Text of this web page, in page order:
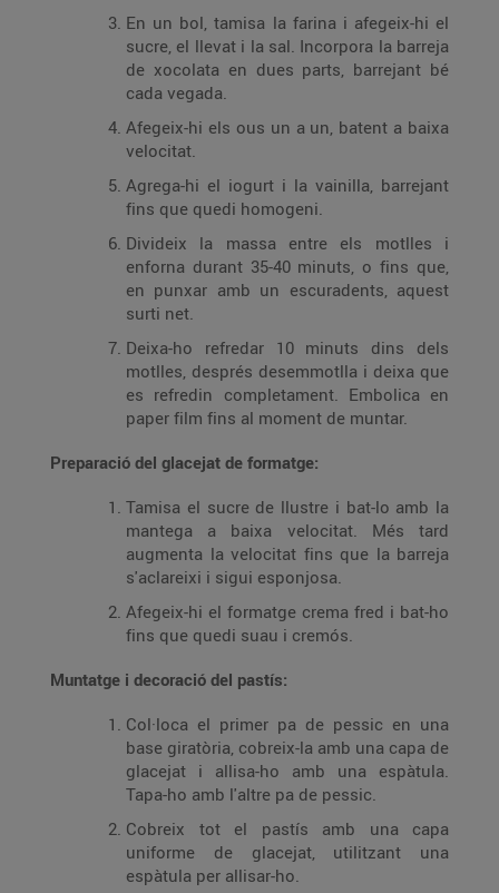
En un bol, tamisa la farina i afegeix-hi el
sucre, el llevat i la sal. Incorpora la barreja
de xocolata en dues parts, barrejant bé
cada vegada.
Afegeix-hi els ous un a un, batent a baixa
velocitat.
Agrega-hi el iogurt i la vainilla, barrejant
fins que quedi homogeni.
Divideix la massa entre els motlles i
enforna durant 35-40 minuts, o fins que,
en punxar amb un escuradents, aquest
surti net.
Deixa-ho refredar 10 minuts dins dels
motlles, després desemmotlla i deixa que
es refredin completament. Embolica en
paper film fins al moment de muntar.
Preparació del glacejat de formatge:
Tamisa el sucre de llustre i bat-lo amb la
mantega a baixa velocitat. Més tard
augmenta la velocitat fins que la barreja
s'aclareixi i sigui esponjosa.
Afegeix-hi el formatge crema fred i bat-ho
fins que quedi suau i cremós.
Muntatge i decoració del pastís:
Col·loca el primer pa de pessic en una
base giratòria, cobreix-la amb una capa de
glacejat i allisa-ho amb una espàtula.
Tapa-ho amb l'altre pa de pessic.
Cobreix tot el pastís amb una capa
uniforme de glacejat, utilitzant una
espàtula per allisar-ho.